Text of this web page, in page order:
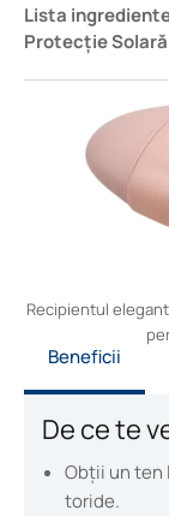
Lista
Protecție
Recipientul
Beneficii
De ce te
Obții un ten
toride.